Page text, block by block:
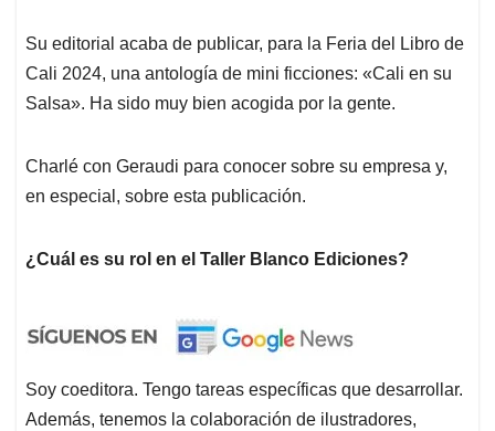
Su editorial acaba de publicar, para la Feria del Libro de
Cali 2024, una antología de mini ficciones: «Cali en su
Salsa». Ha sido muy bien acogida por la gente.
Charlé con Geraudi para conocer sobre su empresa y,
en especial, sobre esta publicación.
¿Cuál es su rol en el Taller Blanco Ediciones?
Soy coeditora. Tengo tareas específicas que desarrollar.
Además, tenemos la colaboración de ilustradores,